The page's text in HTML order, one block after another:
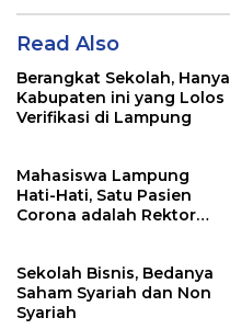
Read Also
Berangkat Sekolah, Hanya
Kabupaten ini yang Lolos
Verifikasi di Lampung
Mahasiswa Lampung
Hati-Hati, Satu Pasien
Corona adalah Rektor
Sekolah Bisnis, Bedanya
Saham Syariah dan Non
Syariah